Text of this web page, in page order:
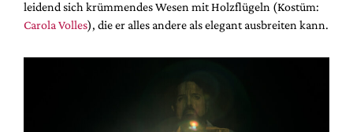
leidend sich krümmendes Wesen mit Holzflügeln (Kostüm:
Carola Volles), die er alles andere als elegant ausbreiten kann.